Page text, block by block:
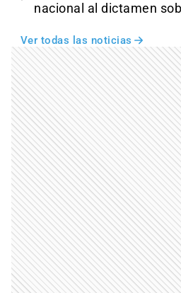
nacional al dictamen
Ver todas las noticias